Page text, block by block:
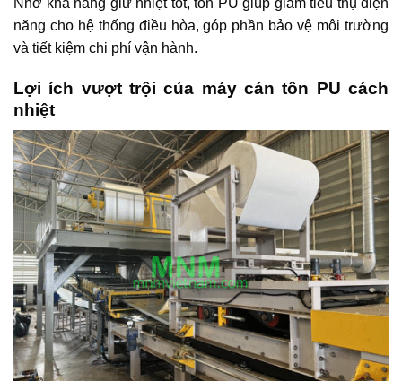
Nhờ khả năng giữ nhiệt tốt, tôn PU giúp giảm tiêu thụ điện
năng cho hệ thống điều hòa, góp phần bảo vệ môi trường
và tiết kiệm chi phí vận hành.
Lợi ích vượt trội của máy cán tôn PU cách
nhiệt